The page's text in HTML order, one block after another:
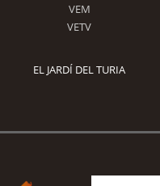
VEM
VETV
EL JARDÍ DEL TURIA